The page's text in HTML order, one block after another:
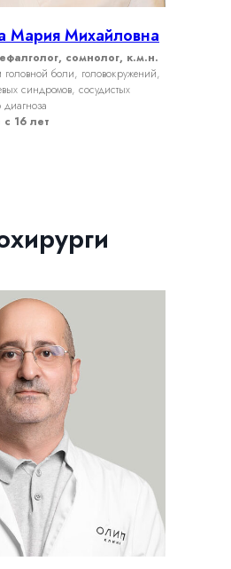
Мария Михайловна
сомнолог, к.м.н.
головной боли, головокружений,
синдромов, сосудистых
диагноза
16 лет